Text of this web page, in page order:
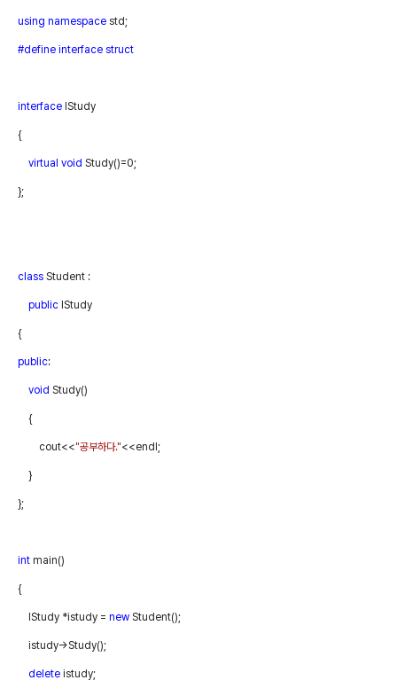
using namespace std;
#define interface struct
interface IStudy
{
virtual void Study()=0;
};
class Student :
public IStudy
{
public:
void Study()
{
cout<<"공부하다."<<endl;
}
};
int main()
{
IStudy *istudy = new Student();
istudy->Study();
delete istudy;